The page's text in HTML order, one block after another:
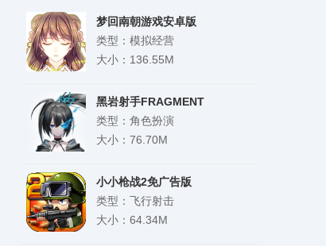
梦回南朝游戏安卓版
类型：模拟经营
大小：136.55M
黑岩射手FRAGMENT
类型：角色扮演
大小：76.70M
小小枪战2免广告版
类型：飞行射击
大小：64.34M